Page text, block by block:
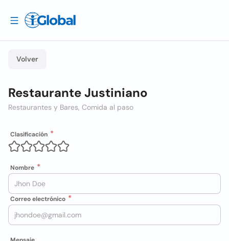
Volver
Restaurante Justiniano
Restaurantes y Bares, Comida al paso
Clasificación
Nombre
Correo electrónico